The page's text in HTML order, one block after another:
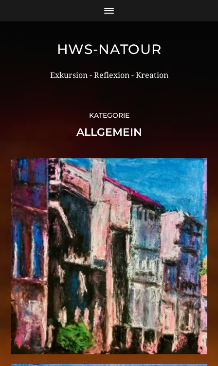
HWS-NATOUR
Exkursion - Reflexion - Kreation
KATEGORIE
ALLGEMEIN